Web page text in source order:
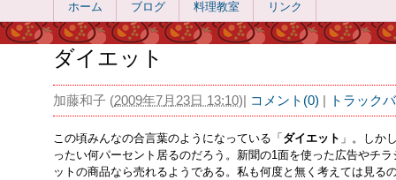
ホーム ブログ 料理教室 リンク
ダイエット
加藤和子 (2009年7月23日 13:10)| コメント(0) | トラック
この頃みんなの合言葉のようになっている「 ダイエット 」。しか
ったい何パーセント居るのだろう。新聞の1面を使った広告やチ
ットの商品なら売れるようである。私も何度と無く考えては見る